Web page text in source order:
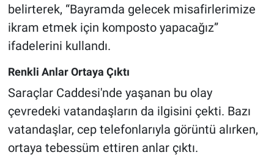
belirterek, “Bayramda gelecek misafirlerimize
ikram etmek için komposto yapacağız”
ifadelerini kullandı.
Renkli Anlar Ortaya Çıktı
Saraçlar Caddesi'nde yaşanan bu olay
çevredeki vatandaşların da ilgisini çekti. Bazı
vatandaşlar, cep telefonlarıyla görüntü alırken,
ortaya tebessüm ettiren anlar çıktı.